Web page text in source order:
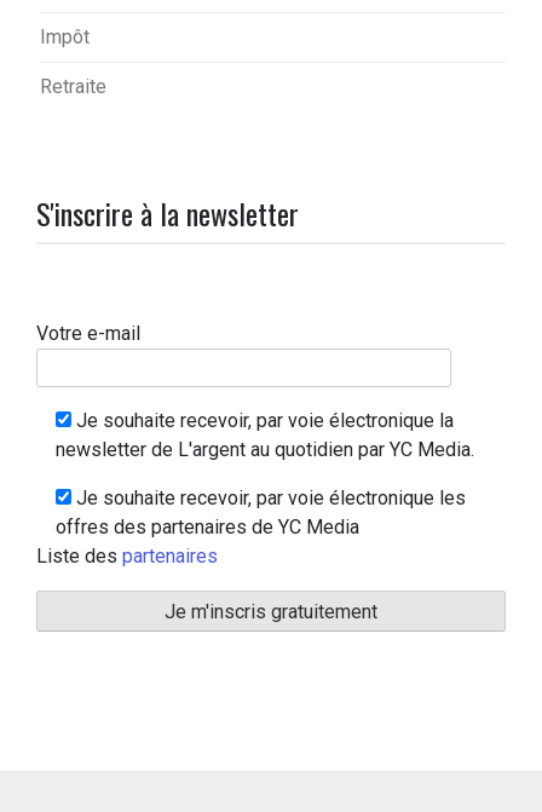
Impôt
Retraite
S'inscrire à la newsletter
Votre e-mail
Je souhaite recevoir, par voie électronique la
newsletter de L'argent au quotidien par YC Media.
Je souhaite recevoir, par voie électronique les
offres des partenaires de YC Media
Liste des partenaires